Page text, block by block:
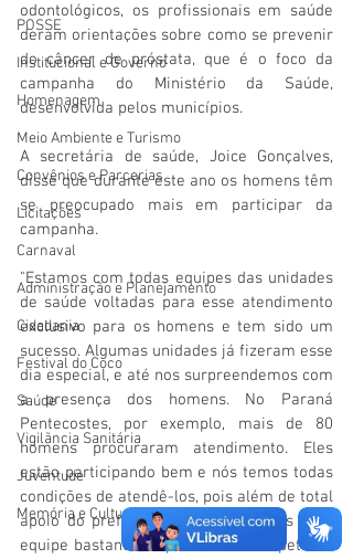
POSSE
Institucional e Governo
Homenagem
Meio Ambiente e Turismo
Convênios e Parcerias
Licitações
Carnaval
Administração e Planejamento
Cidadania
Festival do Coco
Saúde
Vigilãncia Sanitária
Juventude
Memória e Cultura
odontológicos, os profissionais em saúde
deram orientações sobre como se prevenir
do câncer de próstata, que é o foco da
campanha do Ministério da Saúde,
desenvolvida pelos municípios.
A secretária de saúde, Joice Gonçalves,
disse que durante este ano os homens têm
se preocupado mais em participar da
campanha.
"Estamos com todas equipes das unidades
de saúde voltadas para esse atendimento
exclusivo para os homens e tem sido um
sucesso. Algumas unidades já fizeram esse
dia especial, e até nos surpreendemos com
a presença dos homens. No Paraná
Pentecostes, por exemplo, mais de 80
homens procuraram atendimento. Eles
estão participando bem e nós temos todas
condições de atendê-los, pois além de total
apoio do prefeito Isaac Lima, temos uma
equipe bastante empenhada e competente